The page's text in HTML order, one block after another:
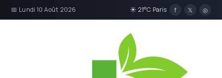
📅 Lundi 10 Août 2026 ☀ 21°C Paris f 𝕏 ◎